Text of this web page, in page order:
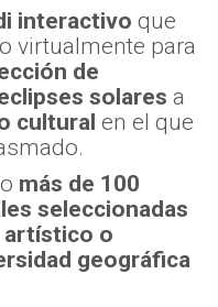
interactivo que
virtualmente para
de
solares a
cultural en el que
más de 100
seleccionadas
artístico o
geográfica